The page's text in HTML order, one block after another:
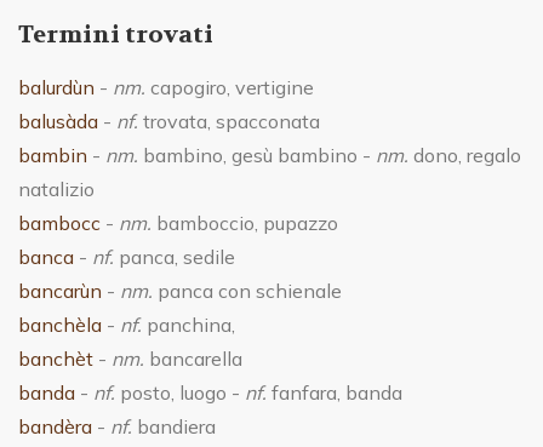
Termini trovati
balurdùn - nm. capogiro, vertigine
balusàda - nf. trovata, spacconata
bambin - nm. bambino, gesù bambino - nm. dono, regalo
natalizio
bambocc - nm. bamboccio, pupazzo
banca - nf. panca, sedile
bancarùn - nm. panca con schienale
banchèla - nf. panchina,
banchèt - nm. bancarella
banda - nf. posto, luogo - nf. fanfara, banda
bandèra - nf. bandiera